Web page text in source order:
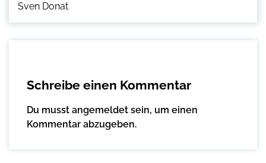
Sven Donat
Schreibe einen Kommentar
Du musst angemeldet sein, um einen
Kommentar abzugeben.